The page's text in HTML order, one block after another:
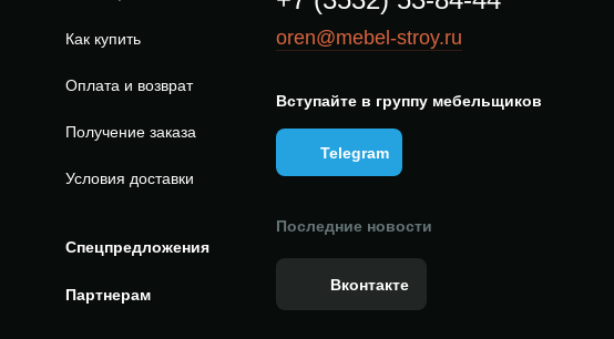
Как купить
Оплата и возврат
Получение заказа
Условия доставки
Спецпредложения
Партнерам
oren@mebel-stroy.ru
Вступайте в группу мебельщиков
Telegram
Последние новости
Вконтакте